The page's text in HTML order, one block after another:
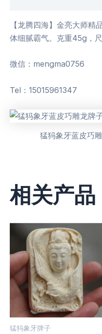
【龙腾四海】金亮大师精
体细腻霸气。克重45g，
微信：mengma0756
Tel：15015961347
猛犸象牙蓝皮巧
相关产品
猛犸象牙牌子